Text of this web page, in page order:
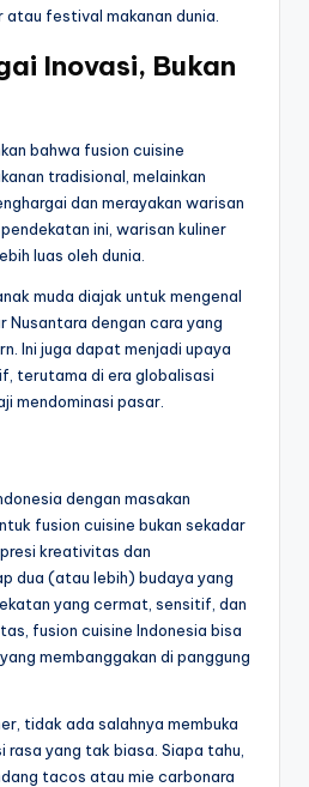
festival makanan dunia.
Inovasi, Bukan
bahwa fusion cuisine
tradisional, melainkan
dan merayakan warisan
ini, warisan kuliner
luas oleh dunia.
muda diajak untuk mengenal
Nusantara dengan cara yang
Ini juga dapat menjadi upaya
terutama di era globalisasi
mendominasi pasar.
dengan masakan
fusion cuisine bukan sekadar
kreativitas dan
dua (atau lebih) budaya yang
yang cermat, sensitif, dan
fusion cuisine Indonesia bisa
membanggakan di panggung
tidak ada salahnya membuka
yang tak biasa. Siapa tahu,
tacos atau mie carbonara